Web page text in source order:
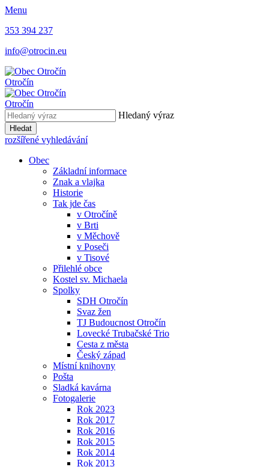
Menu
353 394 237
info@otrocin.eu
Otročín
Otročín
Hledaný výraz
Hledat
rozšířené vyhledávání
Obec
Základní informace
Znak a vlajka
Historie
Tak jde čas
v Otročíně
v Brti
v Měchově
v Poseči
v Tisové
Přilehlé obce
Kostel sv. Michaela
Spolky
SDH Otročín
Svaz žen
TJ Budoucnost Otročín
Lovecké Trubačské Trio
Cesta z města
Český západ
Místní knihovny
Pošta
Sladká kavárna
Fotogalerie
Rok 2023
Rok 2017
Rok 2016
Rok 2015
Rok 2014
Rok 2013